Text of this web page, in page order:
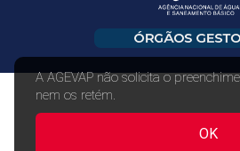
A AGEVAP não solicita o
nem os retém.
OK